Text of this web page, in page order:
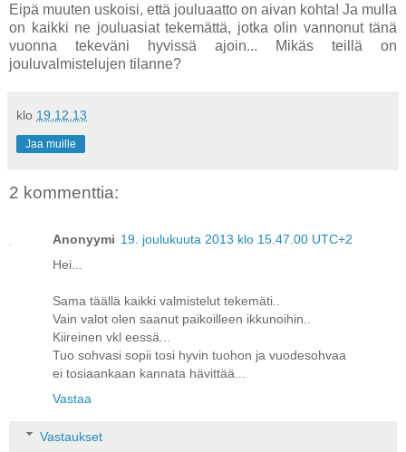
Eipä muuten uskoisi, että jouluaatto on aivan kohta! Ja mulla
on kaikki ne jouluasiat tekemättä, jotka olin vannonut tänä
vuonna tekeväni hyvissä ajoin... Mikäs teillä on
jouluvalmistelujen tilanne?
klo 19.12.13
Jaa muille
2 kommenttia:
Anonyymi 19. joulukuuta 2013 klo 15.47.00 UTC+2
Hei...
Sama täällä kaikki valmistelut tekemäti..
Vain valot olen saanut paikoilleen ikkunoihin..
Kiireinen vkl eessä...
Tuo sohvasi sopii tosi hyvin tuohon ja vuodesohvaa
ei tosiaankaan kannata hävittää...
Vastaa
Vastaukset